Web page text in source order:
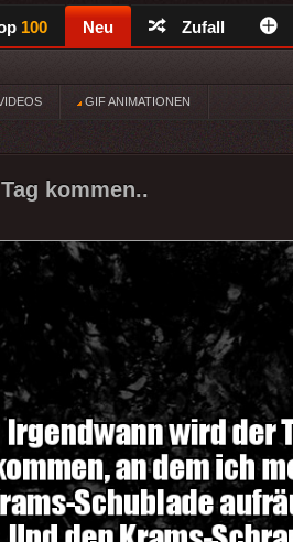
100 Neu Zufall
GIF ANIMATIONEN
kommen..